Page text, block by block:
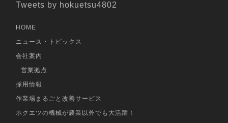
Tweets by hokuetsu4802
HOME
ニュース・トピックス
会社案内
営業拠点
採用情報
作業場まるごと改善サービス
ホクエツの機械が農業以外でも大活躍！